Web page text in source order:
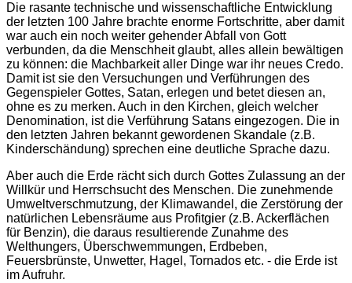
Die rasante technische und wissenschaftliche Entwicklung
der letzten 100 Jahre brachte enorme Fortschritte, aber damit
war auch ein noch weiter gehender Abfall von Gott
verbunden, da die Menschheit glaubt, alles allein bewältigen
zu können: die Machbarkeit aller Dinge war ihr neues Credo.
Damit ist sie den Versuchungen und Verführungen des
Gegenspieler Gottes, Satan, erlegen und betet diesen an,
ohne es zu merken. Auch in den Kirchen, gleich welcher
Denomination, ist die Verführung Satans eingezogen. Die in
den letzten Jahren bekannt gewordenen Skandale (z.B.
Kinderschändung) sprechen eine deutliche Sprache dazu.
Aber auch die Erde rächt sich durch Gottes Zulassung an der
Willkür und Herrschsucht des Menschen. Die zunehmende
Umweltverschmutzung, der Klimawandel, die Zerstörung der
natürlichen Lebensräume aus Profitgier (z.B. Ackerflächen
für Benzin), die daraus resultierende Zunahme des
Welthungers, Überschwemmungen, Erdbeben,
Feuersbrünste, Unwetter, Hagel, Tornados etc. - die Erde ist
im Aufruhr.